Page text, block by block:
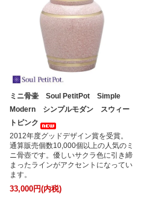
ミニ骨壷 Soul PetitPot Simple
Modern シンプルモダン スウィー
トピンク
2012年度グッドデザイン賞を受賞。
通算販売個数10,000個以上の人気のミ
ニ骨壺です。優しいサクラ色に引き締
まったラインがアクセントになってい
ます。
33,000円(内税)